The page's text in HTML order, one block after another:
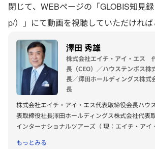
閉じて、WEBページの「GLOBIS知見
p/）」 にて動画を視聴していただければ
澤田 秀雄
株式会社エイチ・アイ・エス
長（CEO）／ハウステンボス株
長／澤田ホールディングス株
長
株式会社エイチ・アイ・エス代表取締役会長ハウ
表取締役社長澤田ホールディングス株式会社代表
インターナショナルツアーズ（ 現：エイチ・アイ
もっとみる